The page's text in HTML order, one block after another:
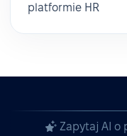
platformie HR
Zapytaj AI o